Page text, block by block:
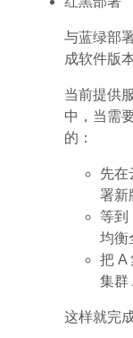
与蓝绿部
成软件版
当前提供
中，当需
的：
先在
署新
等到
均衡
把 A
集群
这样就完